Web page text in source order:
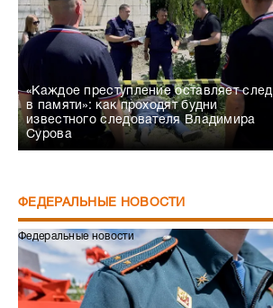
«Каждое преступление оставляет след
в памяти»: как проходят будни
известного следователя Владимира
Сурова
ФЕДЕРАЛЬНЫЕ НОВОСТИ
Федеральные новости